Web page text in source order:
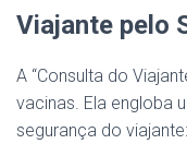
Viajante pelo
A “Consulta do
vacinas. Ela engloba
segurança do viajante: